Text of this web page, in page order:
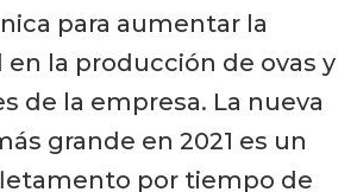
para aumentar la
la producción de ovas y
de la empresa. La nueva
grande en 2021 es un
por tiempo de